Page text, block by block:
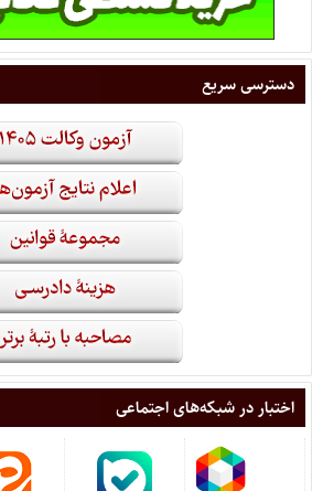
دسترسی سریع
اختبار در شبکه‌های اجتماعی